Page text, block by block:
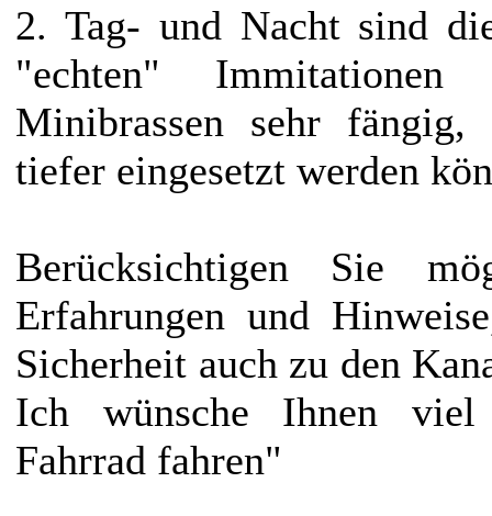
2. Tag- und Nacht sind
"echten"
Minibrassen sehr
tiefer eingesetzt werden
Berücksichtigen Sie
Erfahrungen und
Sicherheit auch zu den
Ich wünsche Ihnen
Fahrrad fahren"